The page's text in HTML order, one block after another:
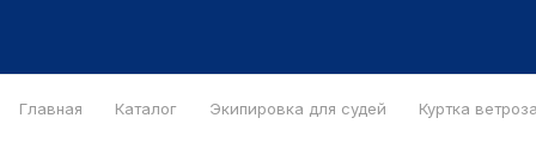
Главная Каталог Экипировка для судей Куртка